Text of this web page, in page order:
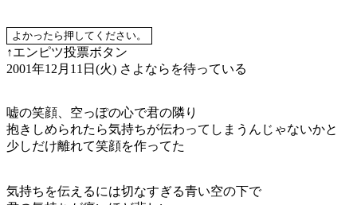
↑エンピツ投票ボタン
2001年12月11日(火) さよならを待っている
嘘の笑顔、空っぽの心で君の隣り
抱きしめられたら気持ちが伝わってしまうんじゃないかと
少しだけ離れて笑顔を作ってた
気持ちを伝えるには切なすぎる青い空の下で